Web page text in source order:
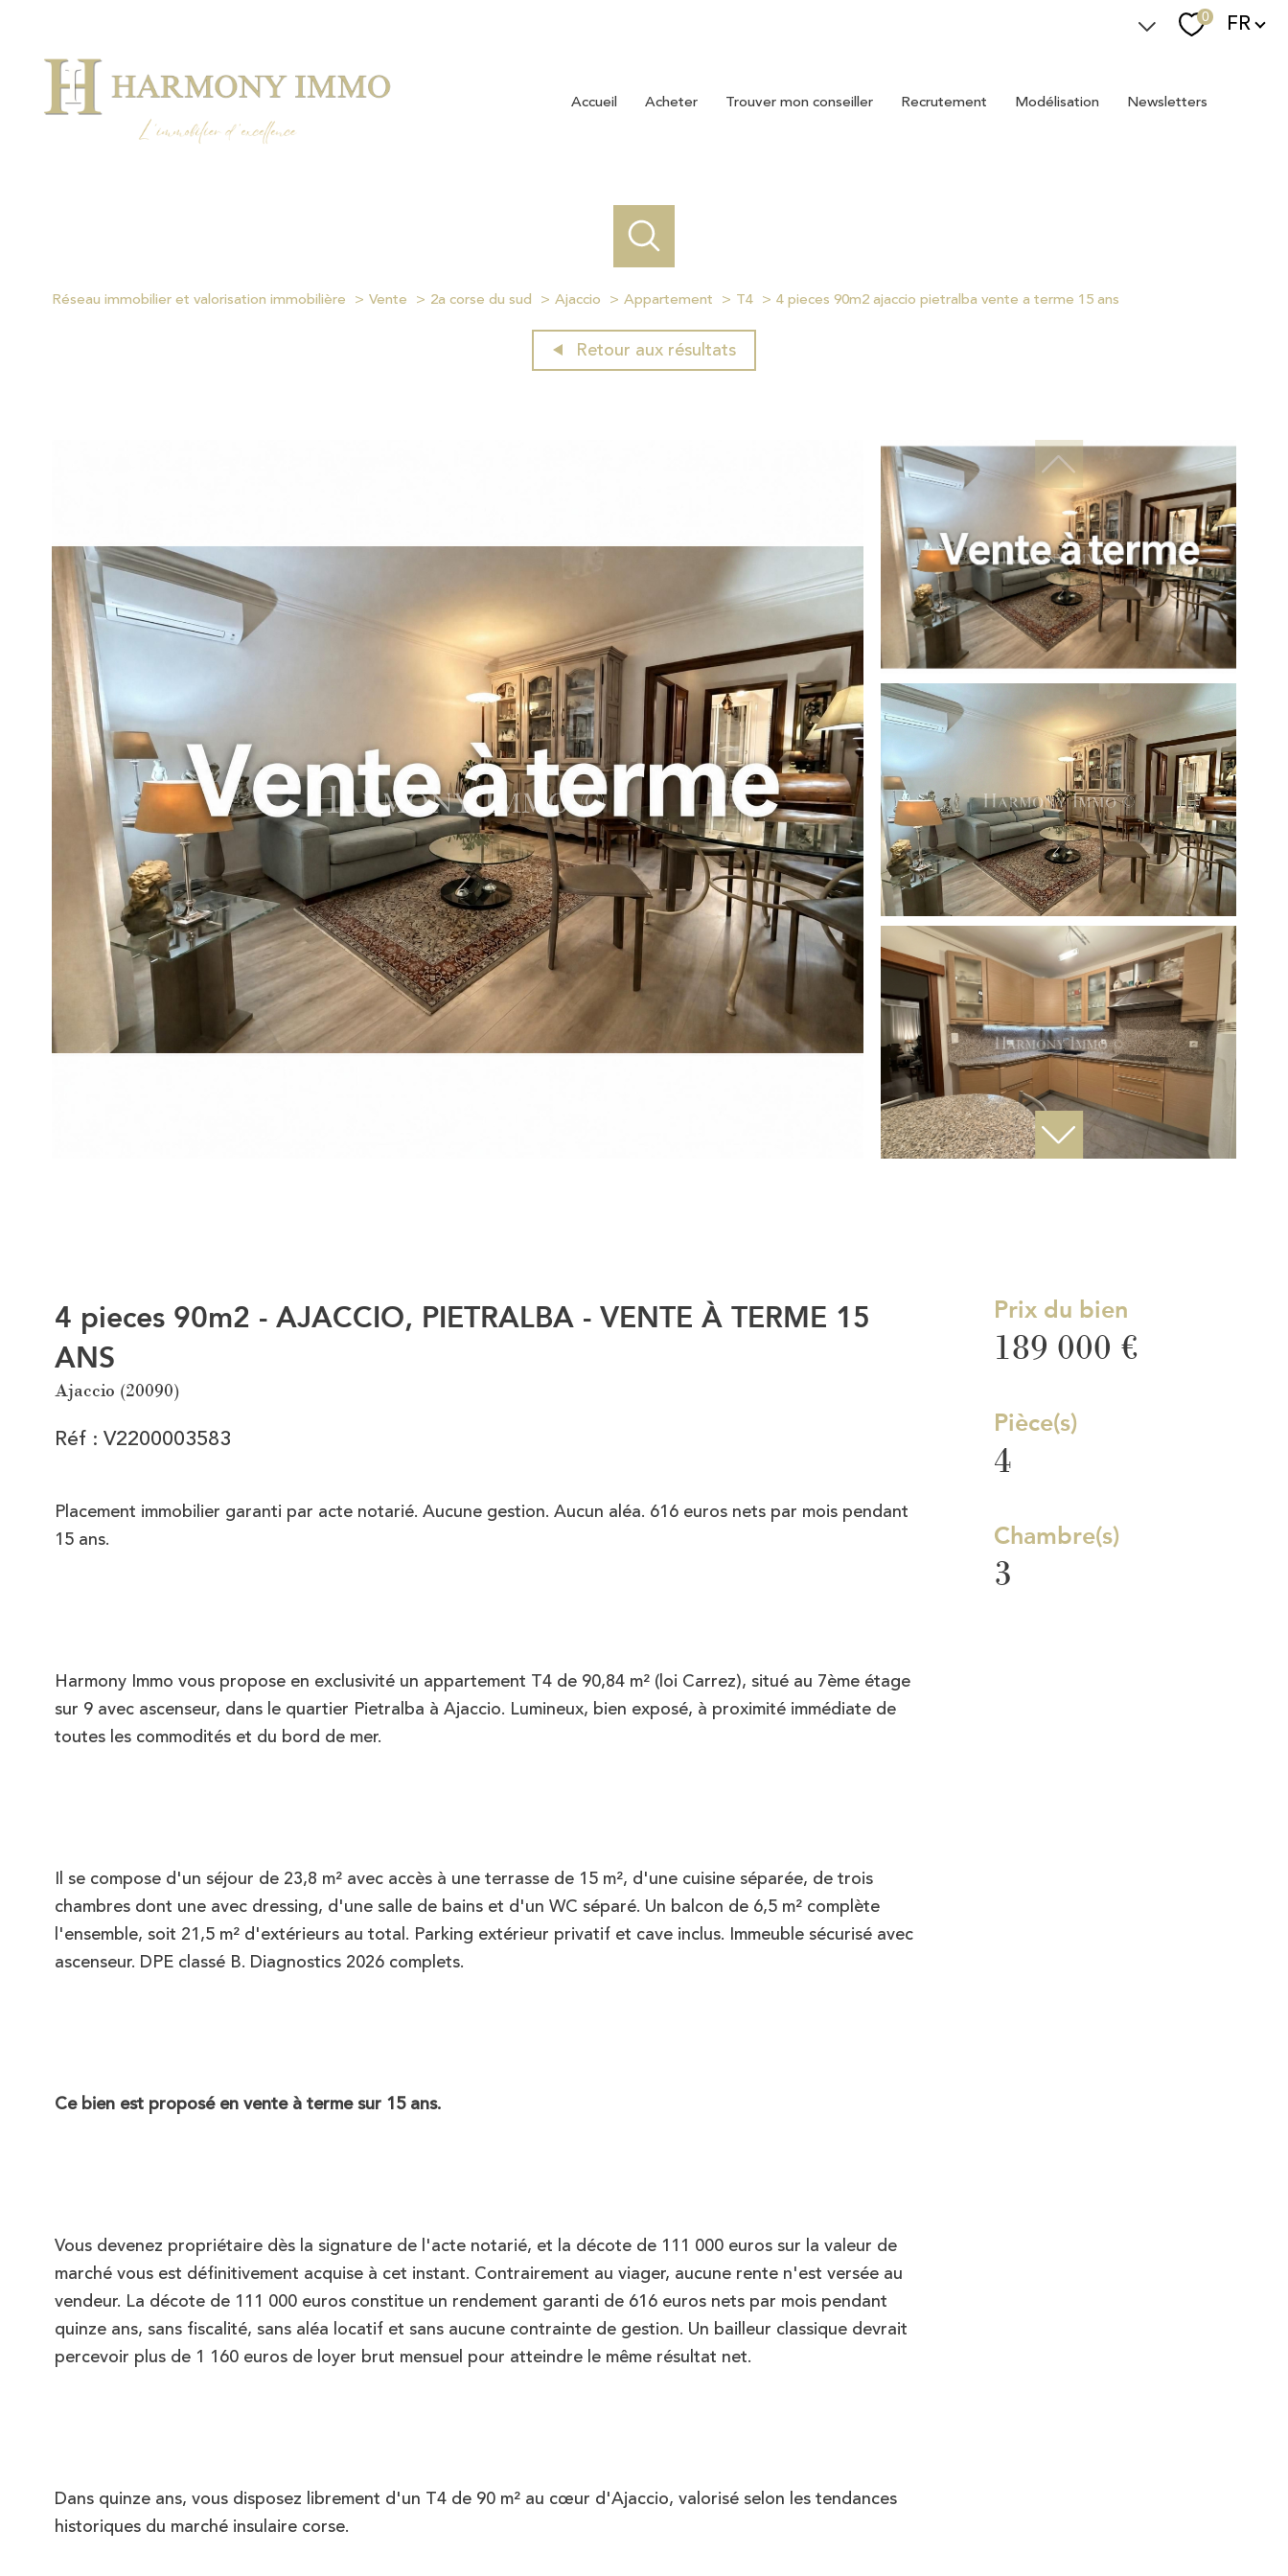
0 Langue
FR
accueil acheter trouver mon conseiller recrutement modélisation newsletters
Réseau immobilier et valorisation immobilière Vente 2a corse du sud Ajaccio Appartement T4 4 pieces 90m2 ajaccio pietralba vente a terme 15 ans
Retour aux résultats
4 pieces 90m2 - AJACCIO, PIETRALBA - VENTE À TERME 15
ANS
Ajaccio (20090)
Réf : V2200003583
Placement immobilier garanti par acte notarié. Aucune gestion. Aucun aléa. 616 euros nets par mois pendant
15 ans.
Harmony Immo vous propose en exclusivité un appartement T4 de 90,84 m² (loi Carrez), situé au 7ème étage
sur 9 avec ascenseur, dans le quartier Pietralba à Ajaccio. Lumineux, bien exposé, à proximité immédiate de
toutes les commodités et du bord de mer.
Il se compose d'un séjour de 23,8 m² avec accès à une terrasse de 15 m², d'une cuisine séparée, de trois
chambres dont une avec dressing, d'une salle de bains et d'un WC séparé. Un balcon de 6,5 m² complète
l'ensemble, soit 21,5 m² d'extérieurs au total. Parking extérieur privatif et cave inclus. Immeuble sécurisé avec
ascenseur. DPE classé B. Diagnostics 2026 complets.
Ce bien est proposé en vente à terme sur 15 ans.
Vous devenez propriétaire dès la signature de l'acte notarié, et la décote de 111 000 eurossur la valeur de
marché vous est définitivement acquise à cet instant. Contrairement au viager, aucune rente n'est versée au
vendeur. La décote de 111 000 euros constitue un rendement garanti de 616 euros nets par mois pendant
quinze ans, sans fiscalité, sans aléa locatif et sans aucune contrainte de gestion. Un bailleur classique devrait
percevoir plus de 1 160 euros de loyer brut mensuel pour atteindre le même résultat net.
Dans quinze ans, vous disposez librement d'un T4 de 90 m² au cœur d'Ajaccio, valorisé selon les tendances
historiques du marché insulaire corse.
Prix du bien
189 000 €
Pièce(s)
4
Chambre(s)
3